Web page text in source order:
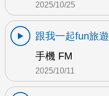
2025/10/25
跟我一起fun旅遊
手機 FM
2025/10/11